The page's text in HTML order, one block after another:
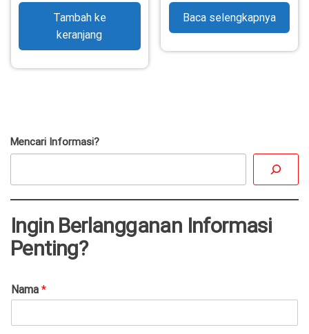
Tambah ke
keranjang
Baca selengkapnya
Mencari Informasi?
Ingin Berlangganan Informasi
Penting?
Nama *